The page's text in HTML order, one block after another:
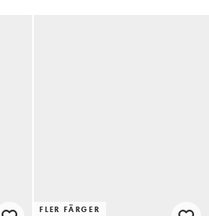
FLER FÄRGER